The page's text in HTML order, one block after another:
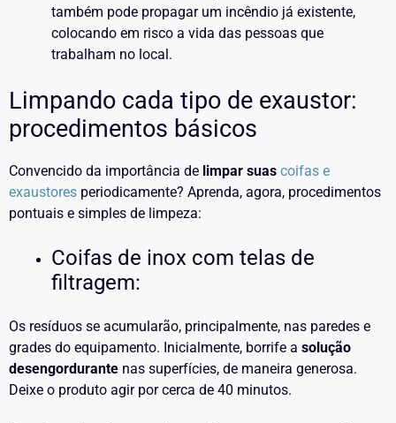
também pode propagar um incêndio já existente,
colocando em risco a vida das pessoas que
trabalham no local.
Limpando cada tipo de exaustor:
procedimentos básicos
Convencido da importância de limpar suas coifas e
exaustores periodicamente? Aprenda, agora, procedimentos
pontuais e simples de limpeza:
Coifas de inox com telas de
filtragem:
Os resíduos se acumularão, principalmente, nas paredes e
grades do equipamento. Inicialmente, borrife a solução
desengordurante nas superfícies, de maneira generosa.
Deixe o produto agir por cerca de 40 minutos.